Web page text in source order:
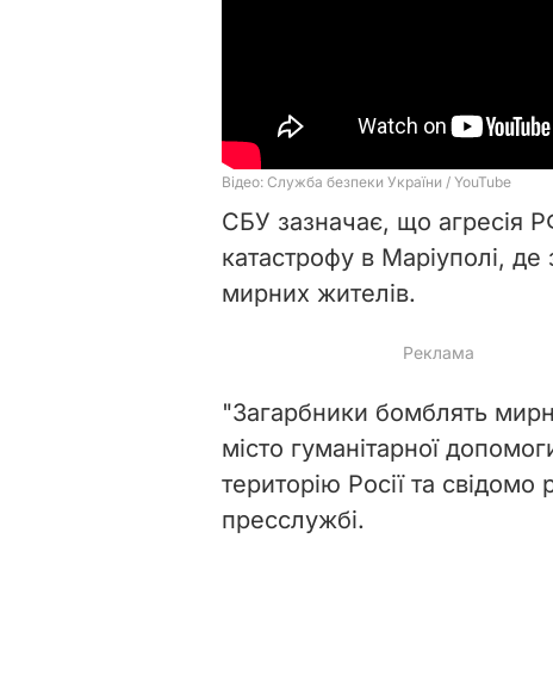
СБУ зазначає, що агресія
катастрофу в Маріуполі,
мирних жителів.
"Загарбники бомблять
місто гуманітарної
територію Росії та
пресслужбі.